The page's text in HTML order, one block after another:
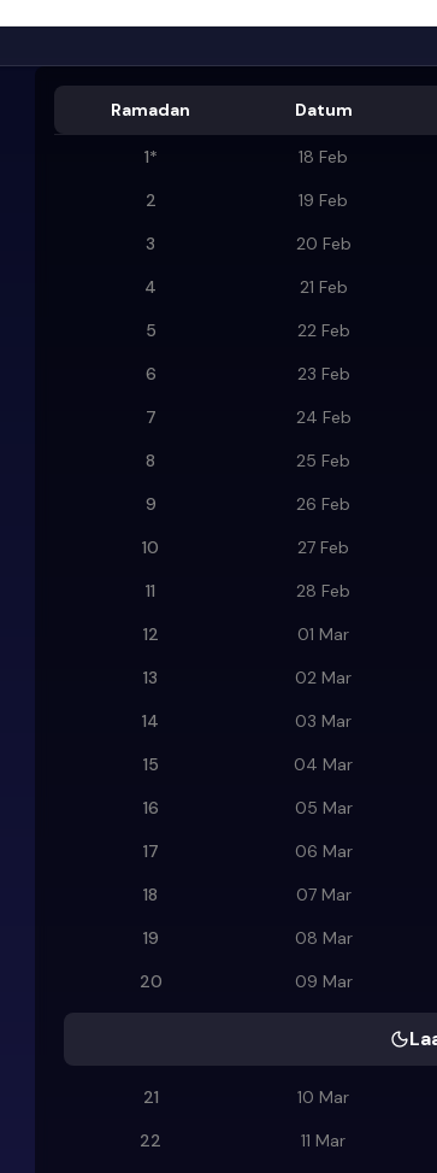
Ramadan Datum
1* 18 Feb
2
19 Feb
3
20 Feb
4
21 Feb
5
22 Feb
6
23 Feb
7
24 Feb
8
25 Feb
9
26 Feb
10
27 Feb
11
28 Feb
12
01 Mar
13
02 Mar
14
03 Mar
15
04 Mar
16
05 Mar
17
06 Mar
18
07 Mar
19
08 Mar
20
09 Mar
21 10 Mar
22
11 Mar